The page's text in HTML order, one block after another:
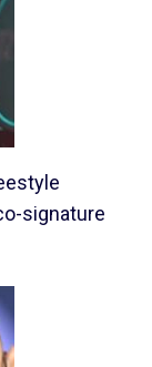
signature